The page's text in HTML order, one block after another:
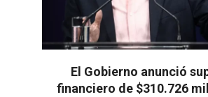
El Gobierno anunció
financiero de $310.726